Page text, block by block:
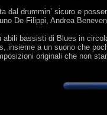
dal drummin’ sicuro e
De Filippi, Andrea
bassisti di Blues in
insieme a un suono che
originali che non